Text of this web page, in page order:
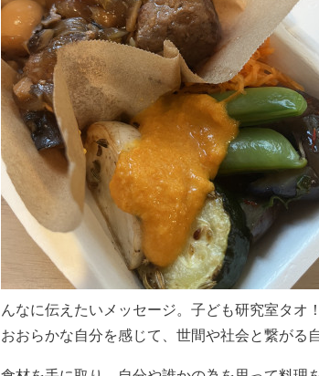
んなに伝えたいメッセージ。子ども研究室タオ
おおらかな自分を感じて、世間や社会と繋がる